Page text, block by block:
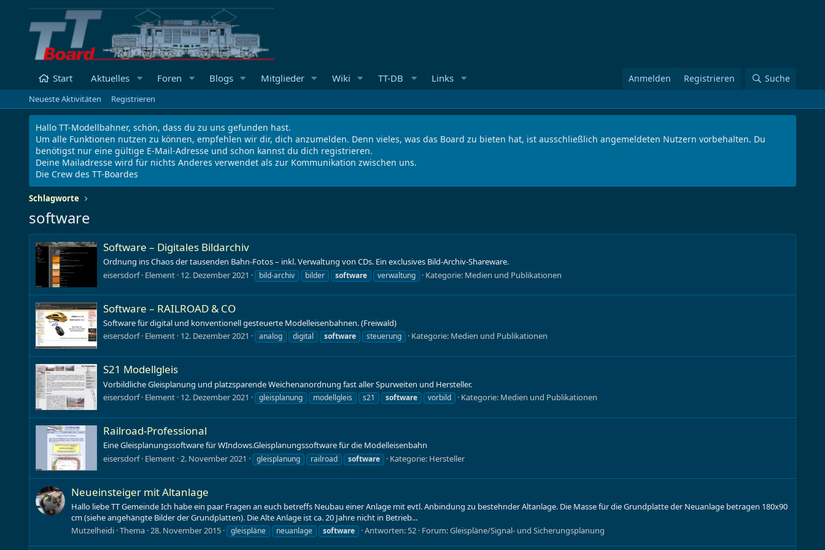
Start Aktuelles Foren Blogs Mitglieder Wiki TT-DB Links Anmelden Registrieren Suche
Neueste Aktivitäten Registrieren
Hallo TT-Modellbahner, schön, dass du zu uns gefunden hast.
Um alle Funktionen nutzen zu können, empfehlen wir dir, dich anzumelden. Denn vieles, was das Board zu bieten hat, ist ausschließlich angemeldeten Nutzern vorbehalten. Du
benötigst nur eine gültige E-Mail-Adresse und schon kannst du dich registrieren.
Deine Mailadresse wird für nichts Anderes verwendet als zur Kommunikation zwischen uns.
Die Crew des TT-Boardes
Schlagworte
software
Software – Digitales Bildarchiv
Ordnung ins Chaos der tausenden Bahn-Fotos – inkl. Verwaltung von CDs. Ein exclusives Bild-Archiv-Shareware.
eisersdorf Element 12. Dezember 2021 bild-archiv bilder software verwaltung Kategorie: Medien und Publikationen
Software – RAILROAD & CO
Software für digital und konventionell gesteuerte Modelleisenbahnen. (Freiwald)
eisersdorf Element 12. Dezember 2021 analog digital software steuerung Kategorie: Medien und Publikationen
S21 Modellgleis
Vorbildliche Gleisplanung und platzsparende Weichenanordnung fast aller Spurweiten und Hersteller.
eisersdorf Element 12. Dezember 2021 gleisplanung modellgleis s21 software vorbild Kategorie: Medien und Publikationen
Railroad-Professional
Eine Gleisplanungssoftware für WIndows.Gleisplanungssoftware für die Modelleisenbahn
eisersdorf Element 2. November 2021 gleisplanung railroad software Kategorie: Hersteller
Neueinsteiger mit Altanlage
Hallo liebe TT Gemeinde Ich habe ein paar Fragen an euch betreffs Neubau einer Anlage mit evtl. Anbindung zu bestehnder Altanlage. Die Masse für die Grundplatte der Neuanlage betragen 180x90
cm (siehe angehängte Bilder der Grundplatten). Die Alte Anlage ist ca. 20 Jahre nicht in Betrieb...
Mutzelheidi Thema 28. November 2015 gleispläne neuanlage software Antworten: 52 Forum:Gleispläne/Signal- und Sicherungsplanung